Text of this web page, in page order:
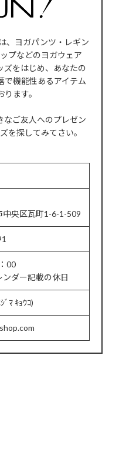
、ヨガパンツ・レギン
プなどのヨガウェア
ズをはじめ、あなたの
で機能性あるアイテム
ります。
なご友人へのプレゼン
を探してみてさい。
中央区瓦町1-6-1-509
00
ンダー記載の休日
ﾞﾏ ｷｮｳｺ)